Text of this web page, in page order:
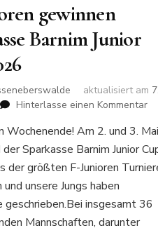
gewinnen
Barnim Junior
aktualisiert am 7.
Hinterlasse einen Kommentarzu
Cup
Wochenende! Am 2. und 3. Mai
Sparkasse Barnim Junior
der größten F-Junioren
unsere Jungs haben
geschrieben.Bei insgesamt 36
Mannschaften, darunter